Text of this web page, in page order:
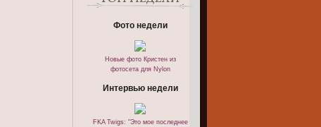
Фото недели
Новые фото Кристен из
фотосета для Nylon
Интервью недели
FKA Twigs: "Это мое последнее